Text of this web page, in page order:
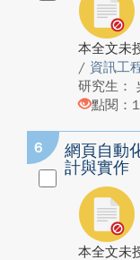
本全文未
/ 資訊工
研究生：
點閱：
6
網頁自動
計與實作
本全文未